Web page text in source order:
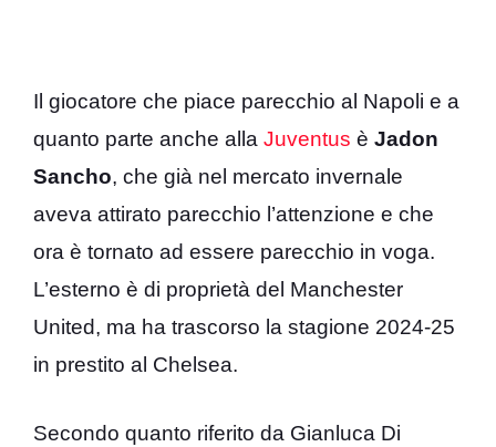
Il giocatore che piace parecchio al Napoli e a
quanto parte anche alla Juventus è Jadon
Sancho, che già nel mercato invernale
aveva attirato parecchio l’attenzione e che
ora è tornato ad essere parecchio in voga.
L’esterno è di proprietà del Manchester
United, ma ha trascorso la stagione 2024-25
in prestito al Chelsea.
Secondo quanto riferito da Gianluca Di